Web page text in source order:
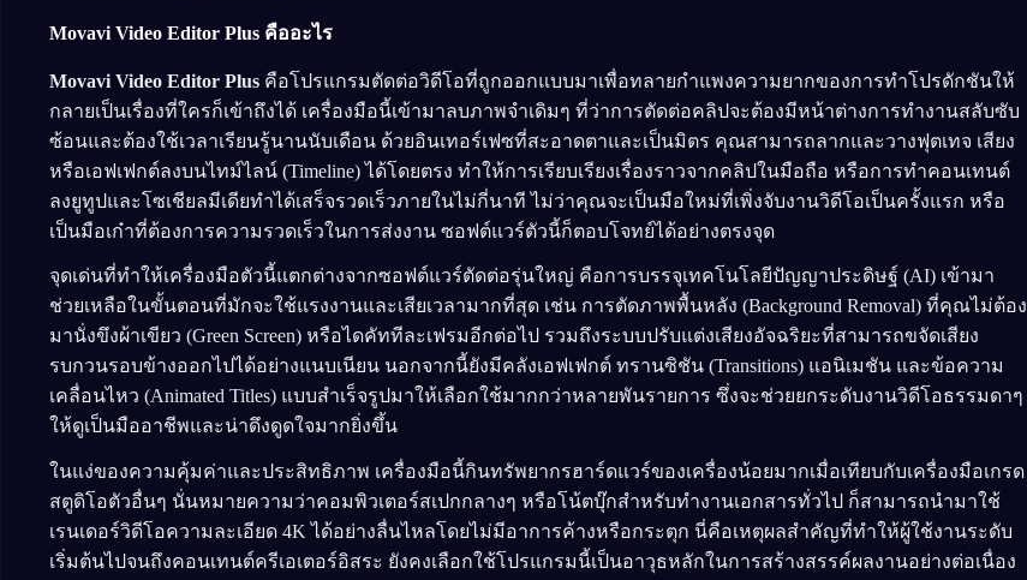
Movavi Video Editor Plus คืออะไร
Movavi Video Editor Plus คือโปรแกรมตัดต่อวิดีโอที่ถูกออกแบบมาเพื่อทลายกำแพงความยากของการทำโปรดักชันให้
กลายเป็นเรื่องที่ใครก็เข้าถึงได้ เครื่องมือนี้เข้ามาลบภาพจำเดิมๆ ที่ว่าการตัดต่อคลิปจะต้องมีหน้าต่างการทำงานสลับซับ
ซ้อนและต้องใช้เวลาเรียนรู้นานนับเดือน ด้วยอินเทอร์เฟซที่สะอาดตาและเป็นมิตร คุณสามารถลากและวางฟุตเทจ เสียง
หรือเอฟเฟกต์ลงบนไทม์ไลน์ (Timeline) ได้โดยตรง ทำให้การเรียบเรียงเรื่องราวจากคลิปในมือถือ หรือการทำคอนเทนต์
ลงยูทูปและโซเชียลมีเดียทำได้เสร็จรวดเร็วภายในไม่กี่นาที ไม่ว่าคุณจะเป็นมือใหม่ที่เพิ่งจับงานวิดีโอเป็นครั้งแรก หรือ
เป็นมือเก๋าที่ต้องการความรวดเร็วในการส่งงาน ซอฟต์แวร์ตัวนี้ก็ตอบโจทย์ได้อย่างตรงจุด
จุดเด่นที่ทำให้เครื่องมือตัวนี้แตกต่างจากซอฟต์แวร์ตัดต่อรุ่นใหญ่ คือการบรรจุเทคโนโลยีปัญญาประดิษฐ์ (AI) เข้ามา
ช่วยเหลือในขั้นตอนที่มักจะใช้แรงงานและเสียเวลามากที่สุด เช่น การตัดภาพพื้นหลัง (Background Removal) ที่คุณไม่ต้อง
มานั่งขึงผ้าเขียว (Green Screen) หรือไดคัททีละเฟรมอีกต่อไป รวมถึงระบบปรับแต่งเสียงอัจฉริยะที่สามารถขจัดเสียง
รบกวนรอบข้างออกไปได้อย่างแนบเนียน นอกจากนี้ยังมีคลังเอฟเฟกต์ ทรานซิชัน (Transitions) แอนิเมชัน และข้อความ
เคลื่อนไหว (Animated Titles) แบบสำเร็จรูปมาให้เลือกใช้มากกว่าหลายพันรายการ ซึ่งจะช่วยยกระดับงานวิดีโอธรรมดาๆ
ให้ดูเป็นมืออาชีพและน่าดึงดูดใจมากยิ่งขึ้น
ในแง่ของความคุ้มค่าและประสิทธิภาพ เครื่องมือนี้กินทรัพยากรฮาร์ดแวร์ของเครื่องน้อยมากเมื่อเทียบกับเครื่องมือเกรด
สตูดิโอตัวอื่นๆ นั่นหมายความว่าคอมพิวเตอร์สเปกกลางๆ หรือโน้ตบุ๊กสำหรับทำงานเอกสารทั่วไป ก็สามารถนำมาใช้
เรนเดอร์วิดีโอความละเอียด 4K ได้อย่างลื่นไหลโดยไม่มีอาการค้างหรือกระตุก นี่คือเหตุผลสำคัญที่ทำให้ผู้ใช้งานระดับ
เริ่มต้นไปจนถึงคอนเทนต์ครีเอเตอร์อิสระ ยังคงเลือกใช้โปรแกรมนี้เป็นอาวุธหลักในการสร้างสรรค์ผลงานอย่างต่อเนื่อง